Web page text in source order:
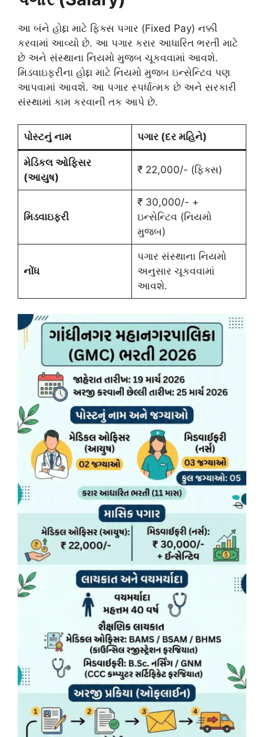
આ બંને હોદ્દા માટે ફિક્સ પગાર (Fixed Pay) નક્કી
કરવામાં આવ્યો છે. આ પગાર કરાર આધારિત ભરતી માટે
છે અને સંસ્થાના નિયમો મુજબ ચૂકવવામાં આવશે.
મિડવાઇફરીના હોદ્દા માટે નિયમો મુજબ ઇન્સેન્ટિવ પણ
આપવામાં આવશે. આ પગાર સ્પર્ધાત્મક છે અને સરકારી
સંસ્થામાં કામ કરવાની તક આપે છે.
પોસ્ટનું નામ પગાર (દર મહિને)
મેડિકલ ઓફિસર
(આયુષ)
₹ 22,000/- (ફિક્સ)
મિડવાઇફરી
₹ 30,000/- +
ઇન્સેન્ટિવ (નિયમો
મુજબ)
નોંધ
પગાર સંસ્થાના નિયમો
અનુસાર ચૂકવવામાં
આવશે.